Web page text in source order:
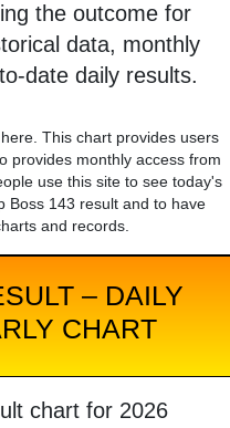
the outcome for
data, monthly
date daily results.
This chart provides users
provides monthly access from
use this site to see today's
Boss 143 result and to have
and records.
– DAILY
CHART
chart for 2026